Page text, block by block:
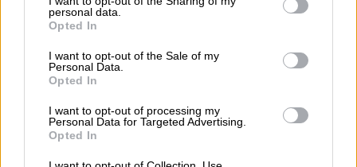
personal data.
Opted In
I want to opt-out of the Sale of my
Personal Data.
Opted In
I want to opt-out of processing my
Personal Data for Targeted Advertising.
Opted In